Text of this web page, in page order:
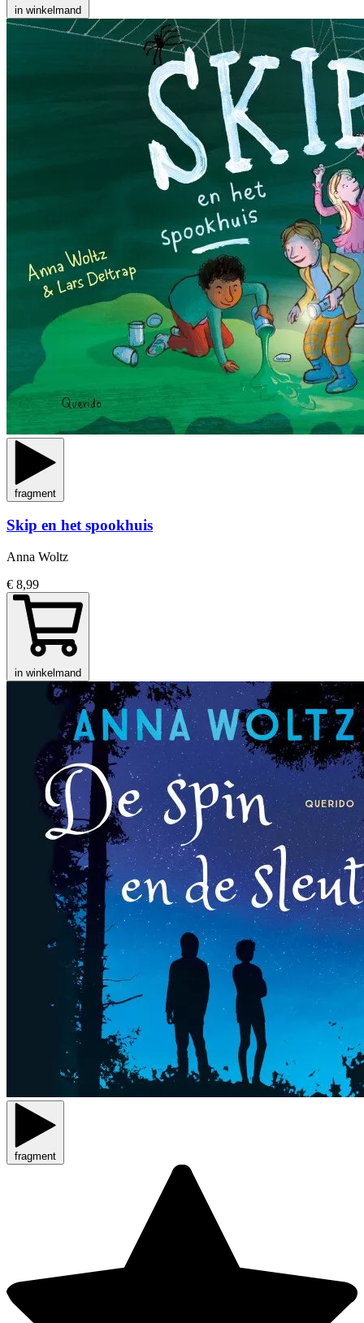
in winkelmand
fragment
Skip en het spookhuis
Anna Woltz
€ 8,99
in winkelmand
fragment